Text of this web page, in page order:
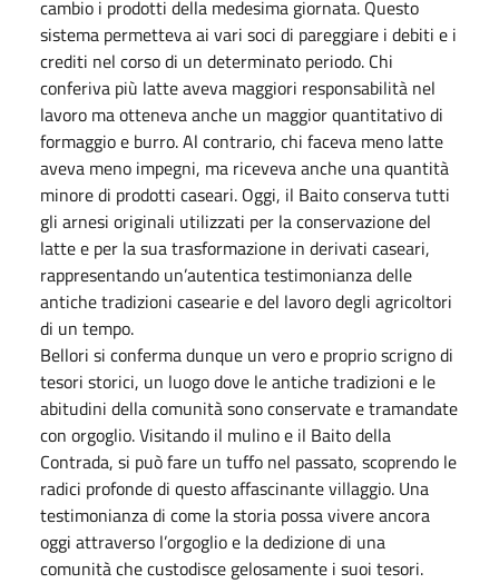
cambio i prodotti della medesima giornata. Questo
sistema permetteva ai vari soci di pareggiare i debiti e i
crediti nel corso di un determinato periodo. Chi
conferiva più latte aveva maggiori responsabilità nel
lavoro ma otteneva anche un maggior quantitativo di
formaggio e burro. Al contrario, chi faceva meno latte
aveva meno impegni, ma riceveva anche una quantità
minore di prodotti caseari. Oggi, il Baito conserva tutti
gli arnesi originali utilizzati per la conservazione del
latte e per la sua trasformazione in derivati caseari,
rappresentando un’autentica testimonianza delle
antiche tradizioni casearie e del lavoro degli agricoltori
di un tempo.
Bellori si conferma dunque un vero e proprio scrigno di
tesori storici, un luogo dove le antiche tradizioni e le
abitudini della comunità sono conservate e tramandate
con orgoglio. Visitando il mulino e il Baito della
Contrada, si può fare un tuffo nel passato, scoprendo le
radici profonde di questo affascinante villaggio. Una
testimonianza di come la storia possa vivere ancora
oggi attraverso l’orgoglio e la dedizione di una
comunità che custodisce gelosamente i suoi tesori.